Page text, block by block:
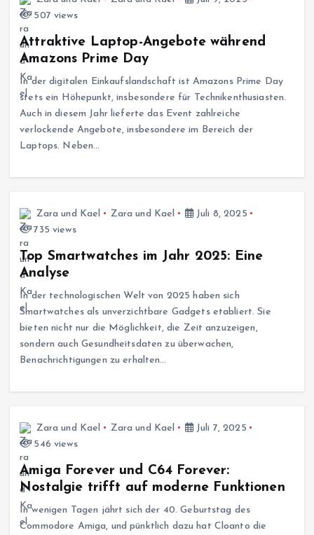
507 views
Attraktive Laptop-Angebote während
Amazons Prime Day
In der digitalen Einkaufslandschaft ist Amazons Prime Day
stets ein Höhepunkt, insbesondere für Technikenthusiasten.
Auch in diesem Jahr lieferte das Event zahlreiche
verlockende Angebote, insbesondere im Bereich der
Laptops. Neben…
Zara und Kael Zara und Kael
Juli 8, 2025
735 views
Top Smartwatches im Jahr 2025: Eine
Analyse
In der technologischen Welt von 2025 haben sich
Smartwatches als unverzichtbare Gadgets etabliert. Sie
bieten nicht nur die Möglichkeit, die Zeit anzuzeigen,
sondern auch Gesundheitsdaten zu überwachen,
Benachrichtigungen zu erhalten…
Zara und Kael Zara und Kael
Juli 7, 2025
546 views
Amiga Forever und C64 Forever:
Nostalgie trifft auf moderne Funktionen
In wenigen Tagen jährt sich der 40. Geburtstag des
Commodore Amiga, und pünktlich dazu hat Cloanto die